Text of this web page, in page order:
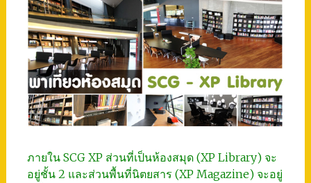
ภายใน SCG XP ส่วนที่เป็นห้องสมุด (XP Library) จะ
อยู่ชั้น 2 และส่วนพื้นที่นิตยสาร (XP Magazine) จะอยู่